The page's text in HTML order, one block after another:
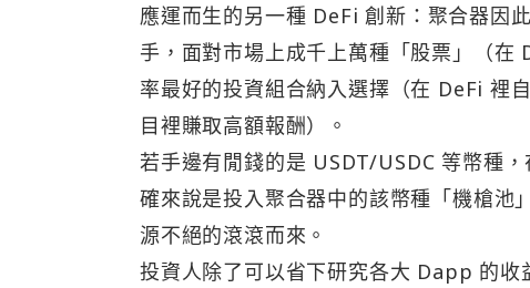
應運而生的另一種 DeFi 創新：聚合器
手，面對市場上成千上萬種「股票」（
率最好的投資組合納入選擇（在 DeFi 裡
目裡賺取高額報酬）。
若手邊有閒錢的是 USDT/USDC 等幣種
確來說是投入聚合器中的該幣種「機槍池
源不絕的滾滾而來。
投資人除了可以省下研究各大 Dapp 的收